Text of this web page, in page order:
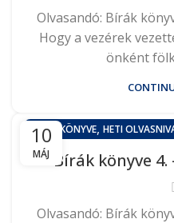
Olvasandó: Bírák
Hogy a vezérek
önként
10
MÁJ
BÍRÁK KÖNYVE, HETI
Bírák könyve
Olvasandó: Bírák